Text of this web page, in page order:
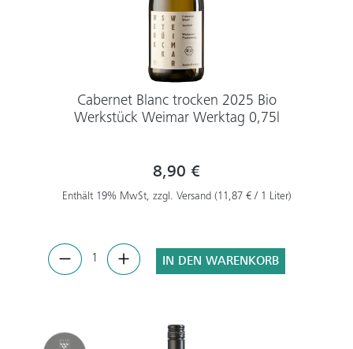
Cabernet Blanc trocken 2025 Bio
Werkstück Weimar Werktag 0,75l
8,90 €
Enthält 19% MwSt, zzgl. Versand (11,87 € / 1 Liter)
IN DEN WARENKORB